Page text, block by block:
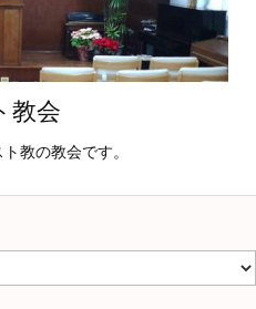
教会
教の教会です。